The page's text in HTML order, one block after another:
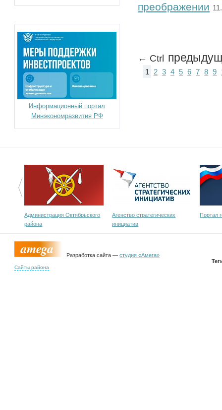
Информационный портал
Минэкономразвития РФ
преображении
← Ctrl
1 2 3 4 5 6 7 8 9
Администрация Октябрьского
района
Агенство стратегических
инициатив
Портал
Разработка сайта —студия «Амега»
Сайты района